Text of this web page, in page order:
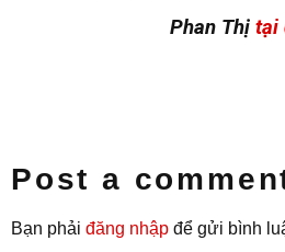
Phan Thị tại
Post a
Bạn phải đăng nhập để gửi bình